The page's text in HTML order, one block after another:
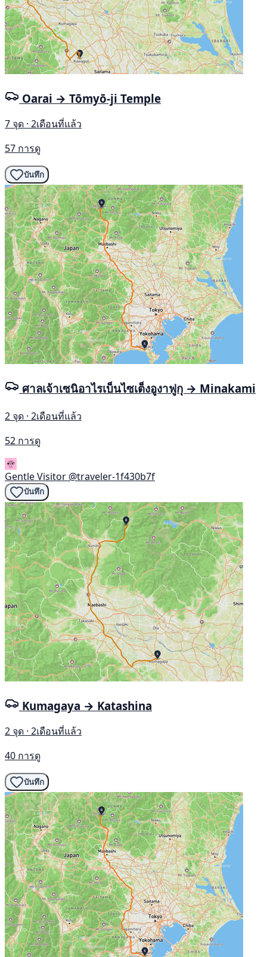
Oarai → Tōmyō-ji Temple
7 จุด · 2เดือนที่แล้ว
57 การดู
บันทึก
ศาลเจ้าเซนิอาไรเบ็นไซเต็งอูงาฟูกุ → Minakami
2 จุด · 2เดือนที่แล้ว
52 การดู
Gentle Visitor @traveler-1f430b7f
บันทึก
Kumagaya → Katashina
2 จุด · 2เดือนที่แล้ว
40 การดู
บันทึก